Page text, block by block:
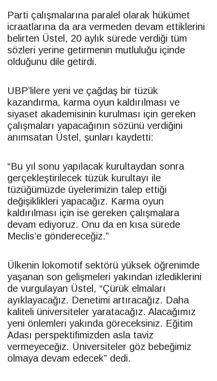
Parti çalışmalarına paralel olarak hükümet
icraatlarına da ara vermeden devam ettiklerini
belirten Üstel, 20 aylık sürede verdiği tüm
sözleri yerine getirmenin mutluluğu içinde
olduğunu dile getirdi.
UBP’lilere yeni ve çağdaş bir tüzük
kazandırma, karma oyun kaldırılması ve
siyaset akademisinin kurulması için gereken
çalışmaları yapacağının sözünü verdiğini
anımsatan Üstel, şunları kaydetti:
“Bu yıl sonu yapılacak kurultaydan sonra
gerçekleştirilecek tüzük kurultayı ile
tüzüğümüzde üyelerimizin talep ettiği
değişiklikleri yapacağız. Karma oyun
kaldırılması için ise gereken çalışmalara
devam ediyoruz. Onu da en kısa sürede
Meclis’e göndereceğiz.”
Ülkenin lokomotif sektörü yüksek öğrenimde
yaşanan son gelişmeleri yakından izlediklerini
de vurgulayan Üstel, “Çürük elmaları
ayıklayacağız. Denetimi artıracağız. Daha
kaliteli üniversiteler yaratacağız. Alacağımız
yeni önlemleri yakında göreceksiniz. Eğitim
Adası perspektifimizden asla taviz
vermeyeceğiz. Üniversiteler göz bebeğimiz
olmaya devam edecek” dedi.